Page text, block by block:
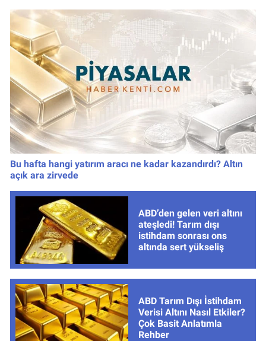
Bu hafta hangi yatırım aracı ne kadar kazandırdı? Altın
açık ara zirvede
ABD’den gelen veri altını
ateşledi! Tarım dışı
istihdam sonrası ons
altında sert yükseliş
ABD Tarım Dışı İstihdam
Verisi Altını Nasıl Etkiler?
Çok Basit Anlatımla
Rehber